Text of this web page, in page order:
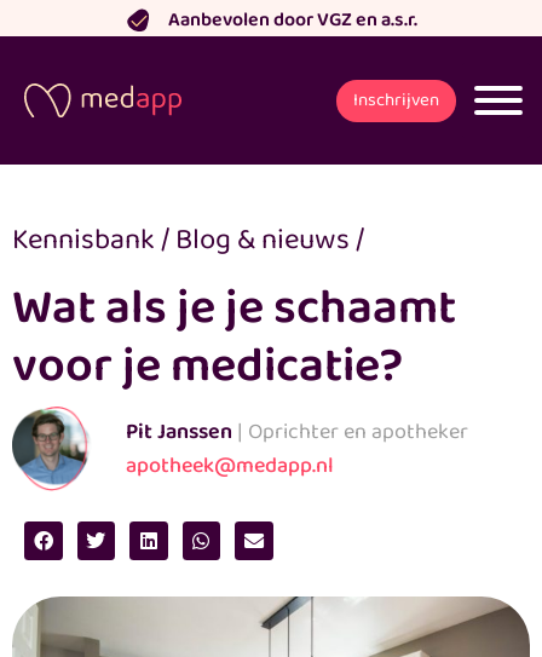
naar
inhoud
Aanbevolen door VGZ en a.s.r.
Inschrijven
Kennisbank/Blog & nieuws/
Wat als je je schaamt
voor je medicatie?
Pit Janssen | Oprichter en apotheker
apotheek@medapp.nl